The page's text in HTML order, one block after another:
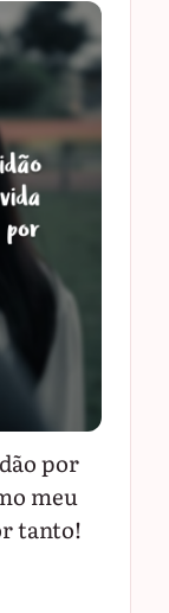
por
meu
tanto!